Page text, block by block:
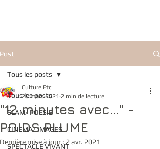
Post
Tous les posts
SLAM/ POESIE
CINEMA/ IMAGES
SPECTACLE VIVANT
Tous les posts
"12 minutes avec..." -
POIDS PLUME
Culture Etc
26 mars 2021 2 min de lecture
Dernière mise à jour : 2 avr. 2021